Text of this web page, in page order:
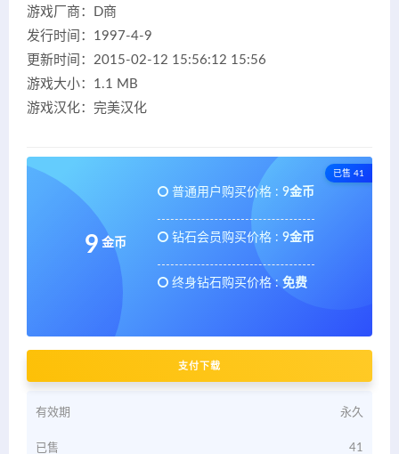
游戏厂商：D商
发行时间：1997-4-9
更新时间：2015-02-12 15:56:12 15:56
游戏大小：1.1 MB
游戏汉化：完美汉化
已售 41
9 金币
普通用户购买价格 : 9金币
钻石会员购买价格 : 9金币
终身钻石购买价格 : 免费
支付下载
有效期 永久
已售 41